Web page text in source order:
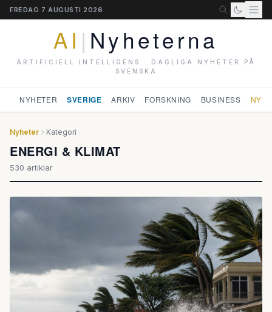
FREDAG 7 AUGUSTI 2026
AI | Nyheterna
ARTIFICIELL INTELLIGENS · DAGLIGA NYHETER PÅ
SVENSKA
NYHETER SVERIGE ARKIV FORSKNING BUSINESS
Nyheter Kategori
ENERGI & KLIMAT
530 artiklar